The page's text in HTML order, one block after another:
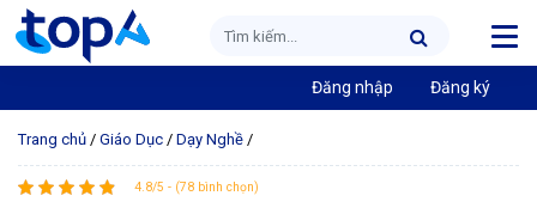
Đăng nhập Đăng ký
Trang chủ / Giáo Dục / Dạy Nghề /
4.8/5 - (78 bình chọn)